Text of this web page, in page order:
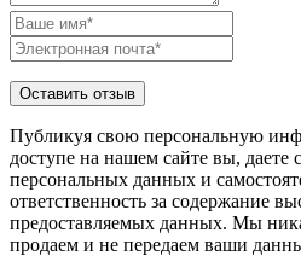
Публикуя свою персональную
доступе на нашем сайте вы, даете
персональных данных и
ответственность за содержание
предоставляемых данных. Мы
продаем и не передаем ваши